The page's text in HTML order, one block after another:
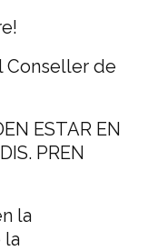
Conseller de
ESTAR EN
PREN
la
la